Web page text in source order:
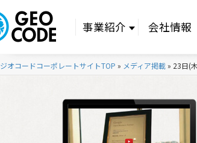
事業紹介 会社情報
ジオコードコーポレートサイトTOP » メディア掲載 » 23日(